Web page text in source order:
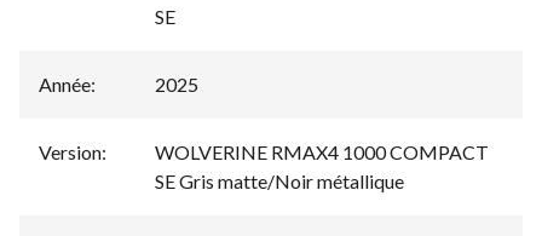
SE
Année: 2025
Version:
WOLVERINE RMAX4 1000 COMPACT
SE Gris matte/Noir métallique